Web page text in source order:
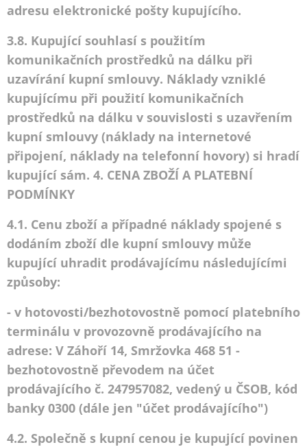
adresu elektronické pošty kupujícího.
3.8. Kupující souhlasí s použitím
komunikačních prostředků na dálku při
uzavírání kupní smlouvy. Náklady vzniklé
kupujícímu při použití komunikačních
prostředků na dálku v souvislosti s uzavřením
kupní smlouvy (náklady na internetové
připojení, náklady na telefonní hovory) si hradí
kupující sám. 4. CENA ZBOŽÍ A PLATEBNÍ
PODMÍNKY
4.1. Cenu zboží a případné náklady spojené s
dodáním zboží dle kupní smlouvy může
kupující uhradit prodávajícímu následujícími
způsoby:
- v hotovosti/bezhotovostně pomocí platebního
terminálu v provozovně prodávajícího na
adrese: V Záhoří 14, Smržovka 468 51 -
bezhotovostně převodem na účet
prodávajícího č. 247957082, vedený u ČSOB, kód
banky 0300 (dále jen "účet prodávajícího")
4.2. Společně s kupní cenou je kupující povinen